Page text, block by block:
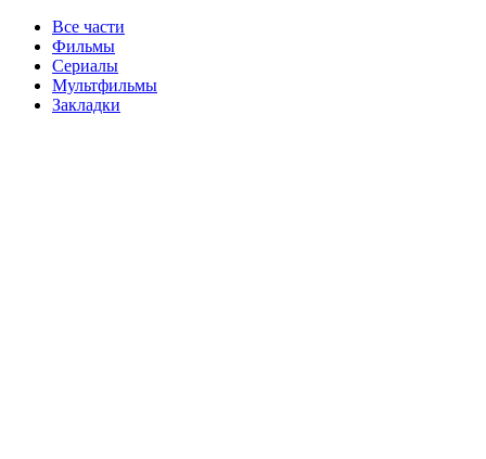
Все части
Фильмы
Сериалы
Мультфильмы
Закладки